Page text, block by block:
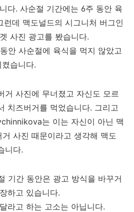
다. 사순절 기간에는 6주 동안 육
런데 맥도널드의 시그니처 버그인
사진 광고를 봤습니다.
안 사순절에 육식을 먹지 않았고
습니다.
거 사진에 무너졌고 자신도 모르
치즈버거를 먹었습니다. 그리고
는 이는 자신이 아닌 맥
사진 때문이라고 생각해 맥도
니다.
기간 동안은 광고 방식을 바꾸거
하고 있습니다.
라고 하는 고소는 아닙니다.